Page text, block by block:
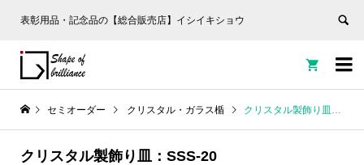
表彰用品・記念品の【総合販売店】イシイキショウ


セミオーダー クリスタル・ガラス楯 クリスタル製飾り皿：SSS-20
クリスタル製飾り皿：SSS-20